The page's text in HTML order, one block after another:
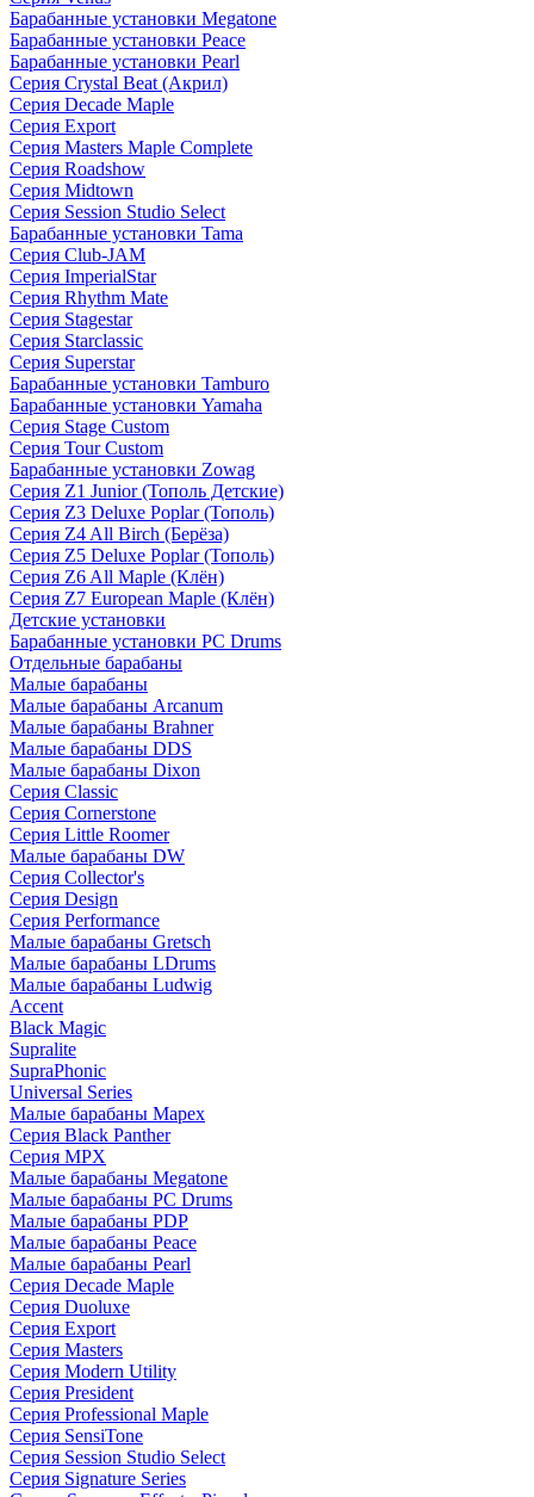
Барабанные установки Megatone
Барабанные установки Peace
Барабанные установки Pearl
Серия Crystal Beat (Акрил)
Серия Decade Maple
Серия Export
Серия Masters Maple Complete
Серия Roadshow
Серия Midtown
Серия Session Studio Select
Барабанные установки Tama
Серия Club-JAM
Серия ImperialStar
Серия Rhythm Mate
Серия Stagestar
Серия Starclassic
Серия Superstar
Барабанные установки Tamburo
Барабанные установки Yamaha
Серия Stage Custom
Серия Tour Custom
Барабанные установки Zowag
Серия Z1 Junior (Тополь Детские)
Серия Z3 Deluxe Poplar (Тополь)
Серия Z4 All Birch (Берёза)
Серия Z5 Deluxe Poplar (Тополь)
Серия Z6 All Maple (Клён)
Серия Z7 European Maple (Клён)
Детские установки
Барабанные установки PC Drums
Отдельные барабаны
Малые барабаны
Малые барабаны Arcanum
Малые барабаны Brahner
Малые барабаны DDS
Малые барабаны Dixon
Серия Classic
Серия Cornerstone
Серия Little Roomer
Малые барабаны DW
Серия Collector's
Серия Design
Серия Performance
Малые барабаны Gretsch
Малые барабаны LDrums
Малые барабаны Ludwig
Accent
Black Magic
Supralite
SupraPhonic
Universal Series
Малые барабаны Mapex
Серия Black Panther
Серия MPX
Малые барабаны Megatone
Малые барабаны PC Drums
Малые барабаны PDP
Малые барабаны Peace
Малые барабаны Pearl
Серия Decade Maple
Серия Duoluxe
Серия Export
Серия Masters
Серия Modern Utility
Серия President
Серия Professional Maple
Серия SensiTone
Серия Session Studio Select
Серия Signature Series